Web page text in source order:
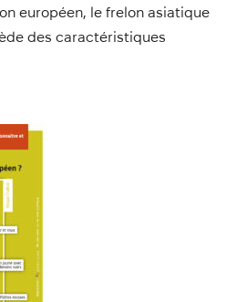
européen, le frelon asiatique
des caractéristiques